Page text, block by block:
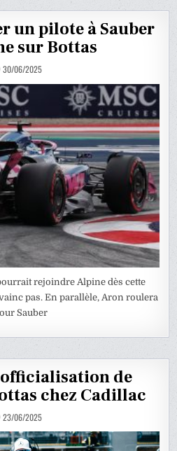
un pilote à Sauber
sur Bottas
30/06/2025
rejoindre Alpine dès cette
pas. En parallèle, Aron roulera
Sauber
de
chez Cadillac
23/06/2025